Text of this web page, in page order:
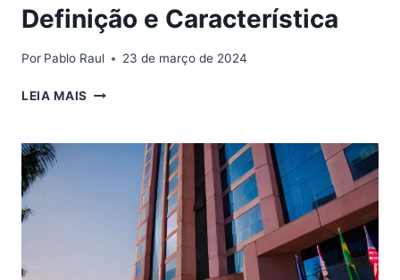
Definição e Característica
Por Pablo Raul 23 de março de 2024
LEIA MAIS O
UM
DEFINIÇÃO
CARACTERÍSTICA